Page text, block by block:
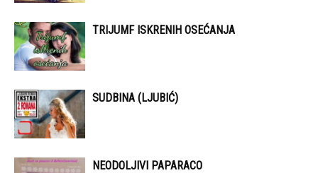
TRIJUMF ISKRENIH OSEĆANJA
SUDBINA (LJUBIĆ)
NEODOLJIVI PAPARACO